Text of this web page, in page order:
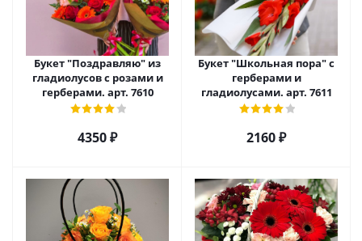
Букет "Поздравляю" из
гладиолусов с розами и
герберами. арт. 7610
4350 ₽
Букет "Школьная пора" с
герберами и
гладиолусами. арт. 7611
2160 ₽